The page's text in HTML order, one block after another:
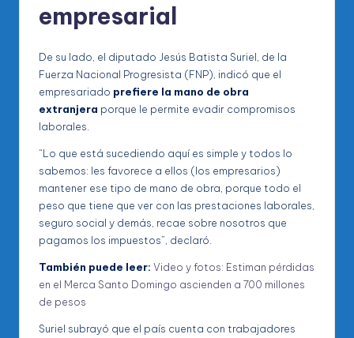
empresarial
De su lado, el diputado Jesús Batista Suriel, de la
Fuerza Nacional Progresista (FNP), indicó que el
empresariado prefiere la mano de obra
extranjera porque le permite evadir compromisos
laborales.
“Lo que está sucediendo aquí es simple y todos lo
sabemos: les favorece a ellos (los empresarios)
mantener ese tipo de mano de obra, porque todo el
peso que tiene que ver con las prestaciones laborales,
seguro social y demás, recae sobre nosotros que
pagamos los impuestos”, declaró.
También puede leer: Video y fotos: Estiman pérdidas
en el Merca Santo Domingo ascienden a 700 millones
de pesos
Suriel subrayó que el país cuenta con trabajadores